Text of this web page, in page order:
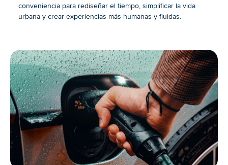
conveniencia para rediseñar el tiempo, simplificar la vida
urbana y crear experiencias más humanas y fluidas.